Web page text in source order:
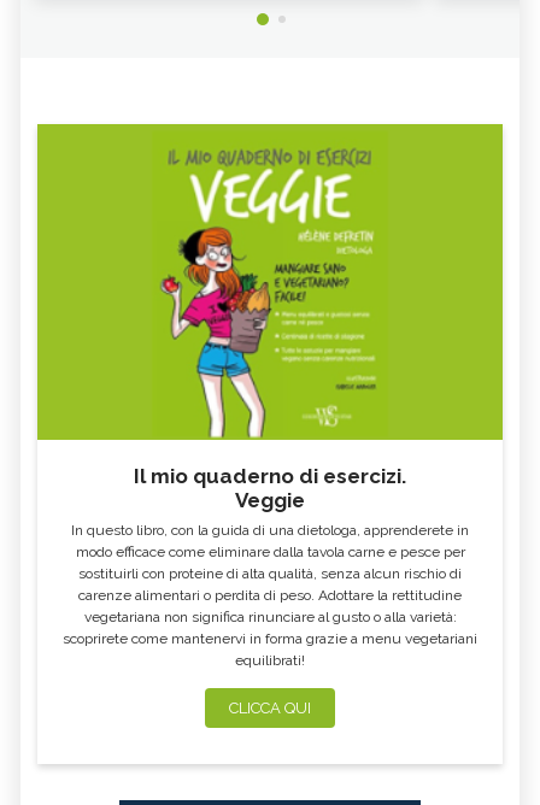
Il mio quaderno di esercizi.
Veggie
In questo libro, con la guida di una dietologa, apprenderete in
modo efficace come eliminare dalla tavola carne e pesce per
sostituirli con proteine di alta qualità, senza alcun rischio di
carenze alimentari o perdita di peso. Adottare la rettitudine
vegetariana non significa rinunciare al gusto o alla varietà:
scoprirete come mantenervi in forma grazie a menu vegetariani
equilibrati!
CLICCA QUI